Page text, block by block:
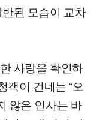
된 모습이 교차
사랑을 확인하
객이 건네는 “오
않은 인사는 바